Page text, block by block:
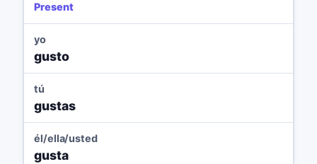
Present
yo
gusto
tú
gustas
él/ella/usted
gusta